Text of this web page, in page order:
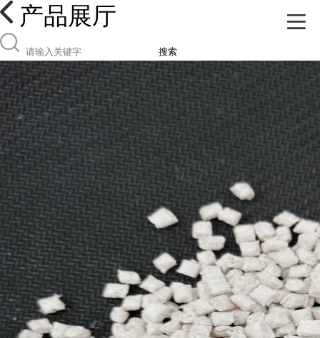
产品展厅
搜索